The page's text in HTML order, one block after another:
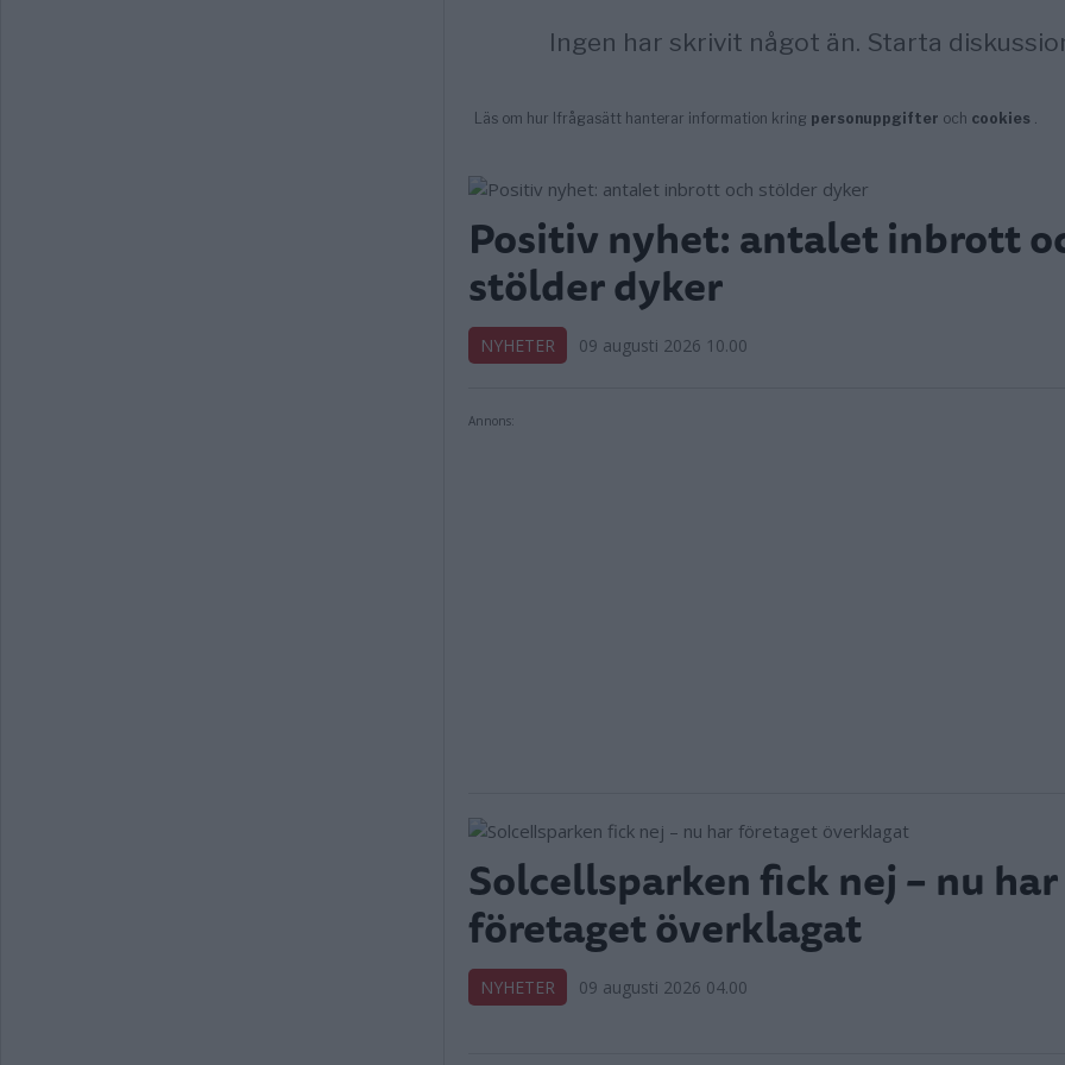
Positiv nyhet: antalet inbrott
stölder dyker
NYHETER 09 augusti 2026 10.00
Annons:
Solcellsparken fick nej – nu har
företaget överklagat
NYHETER 09 augusti 2026 04.00